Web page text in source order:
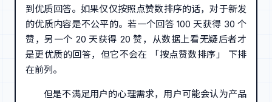
到优质回答。如果仅仅按照点赞数排序的话，对于新发
的优质内容是不公平的。若一个回答 100 天获得 30 个
赞，另一个 20 天获得 20 赞，从数据上看无疑后者才
是更优质的回答，但它不会在 「按点赞数排序」 下排
在前列。
但是不满足用户的心理需求，用户可能会认为产品